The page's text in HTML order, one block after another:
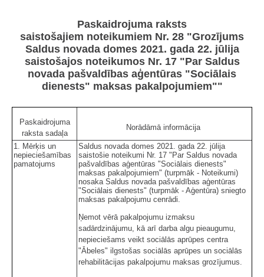
Paskaidrojuma raksts
saistošajiem noteikumiem Nr. 28 "Grozījums
Saldus novada domes 2021. gada 22. jūlija
saistošajos noteikumos Nr. 17 "Par Saldus
novada pašvaldības aģentūras "Sociālais
dienests" maksas pakalpojumiem""
Paskaidrojuma
raksta sadaļa
Norādāmā informācija
1. Mērķis un
nepieciešamības
pamatojums
Saldus novada domes 2021. gada 22. jūlija
saistošie noteikumi Nr. 17 "Par Saldus novada
pašvaldības aģentūras "Sociālais dienests"
maksas pakalpojumiem" (turpmāk - Noteikumi)
nosaka Saldus novada pašvaldības aģentūras
"Sociālais dienests" (turpmāk - Aģentūra) sniegto
maksas pakalpojumu cenrādi.
Ņemot vērā pakalpojumu izmaksu
sadārdzinājumu, kā arī darba algu pieaugumu,
nepieciešams veikt sociālās aprūpes centra
"Ābeles" ilgstošas sociālās aprūpes un sociālās
rehabilitācijas pakalpojumu maksas grozījumus.